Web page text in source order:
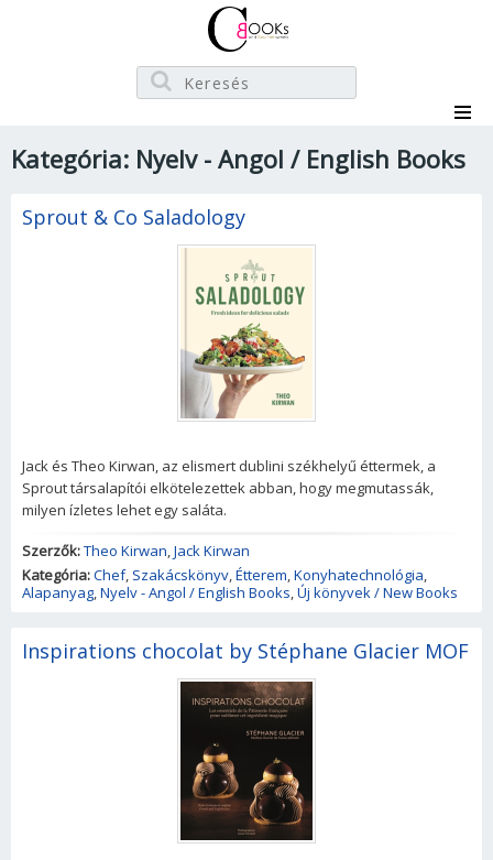
Kategória: Nyelv - Angol / English Books
Sprout & Co Saladology
Jack és Theo Kirwan, az elismert dublini székhelyű éttermek, a
Sprout társalapítói elkötelezettek abban, hogy megmutassák,
milyen ízletes lehet egy saláta.
Szerzők:Theo Kirwan,Jack Kirwan
Kategória:Chef, Szakácskönyv,Étterem,Konyhatechnológia,
Alapanyag,Nyelv - Angol / English Books,Új könyvek / New Books
Inspirations chocolat by Stéphane Glacier MOF